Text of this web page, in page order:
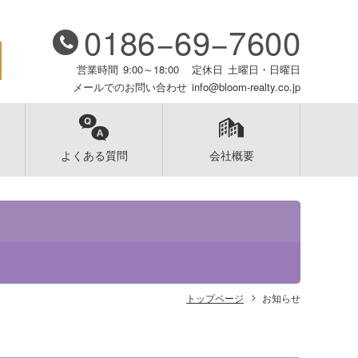
0186−69−7600
営業時間 9:00～18:00 定休日 土曜日・日曜日
メールでのお問い合わせ info@bloom-realty.co.jp
よくある質問 会社概要
トップページ お知らせ